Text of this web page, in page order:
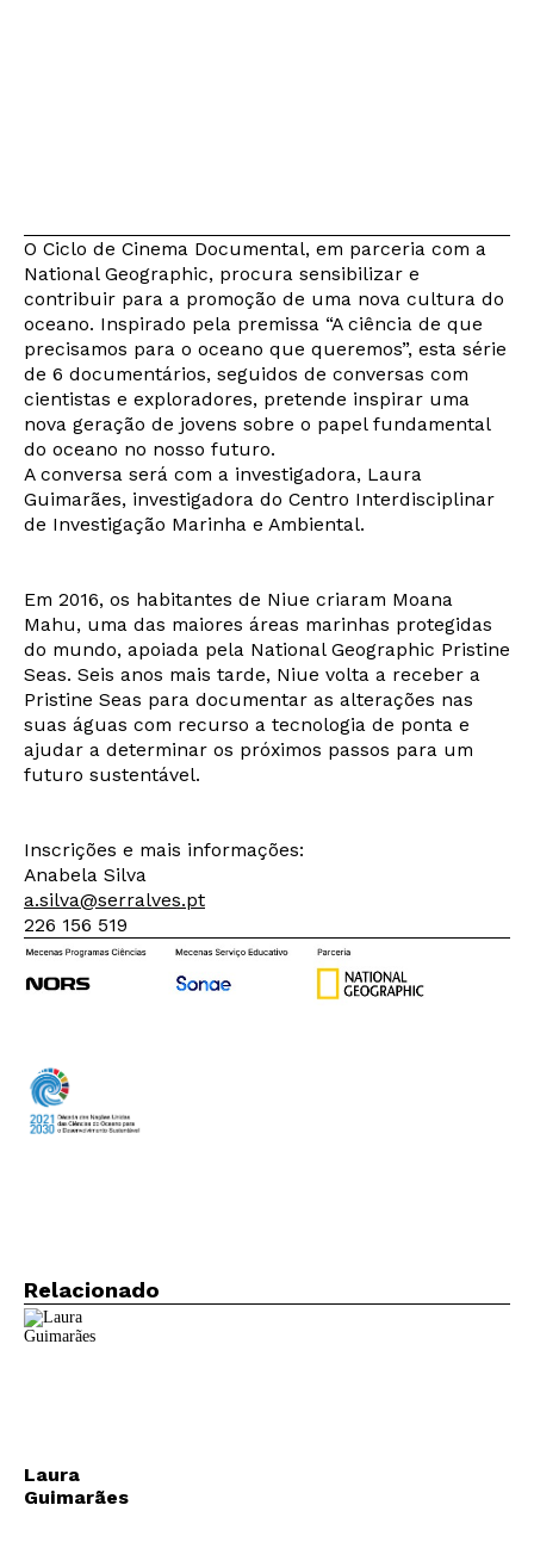
O Ciclo de Cinema Documental, em parceria com a
National Geographic, procura sensibilizar e
contribuir para a promoção de uma nova cultura do
oceano. Inspirado pela premissa “A ciência de que
precisamos para o oceano que queremos”, esta série
de 6 documentários, seguidos de conversas com
cientistas e exploradores, pretende inspirar uma
nova geração de jovens sobre o papel fundamental
do oceano no nosso futuro.
A conversa será com a investigadora, Laura
Guimarães, investigadora do Centro Interdisciplinar
de Investigação Marinha e Ambiental.
Em 2016, os habitantes de Niue criaram Moana
Mahu, uma das maiores áreas marinhas protegidas
do mundo, apoiada pela National Geographic Pristine
Seas. Seis anos mais tarde, Niue volta a receber a
Pristine Seas para documentar as alterações nas
suas águas com recurso a tecnologia de ponta e
ajudar a determinar os próximos passos para um
futuro sustentável.
Inscrições e mais informações:
Anabela Silva
a.silva@serralves.pt
226 156 519
Relacionado
Laura
Guimarães
Newsletter